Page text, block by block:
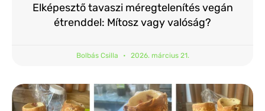
Elképesztő tavaszi méregtelenítés vegán
étrenddel: Mítosz vagy valóság?
Bolbás Csilla 2026. március 21.